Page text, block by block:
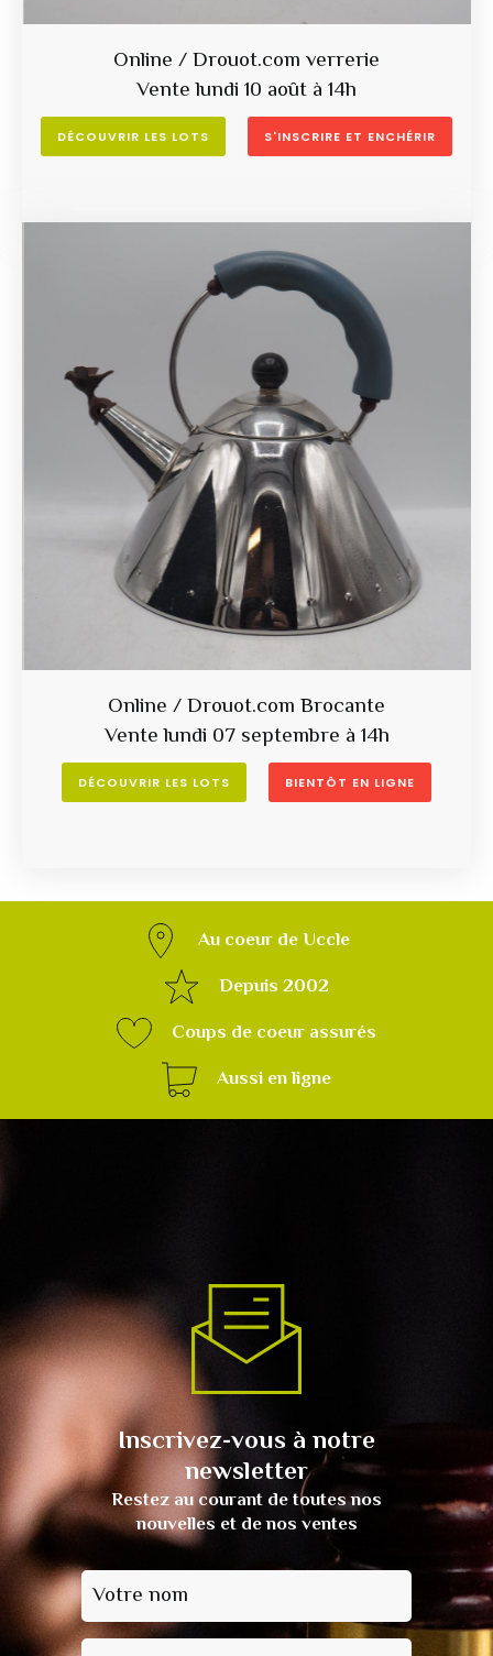
Online / Drouot.com verrerie
Vente lundi 10 août à 14h
DÉCOUVRIR LES LOTS S'INSCRIRE ET ENCHÉRIR
Online / Drouot.com Brocante
Vente lundi 07 septembre à 14h
DÉCOUVRIR LES LOTS BIENTÔT EN LIGNE
Au coeur de Uccle
Depuis 2002
Coups de coeur assurés
Aussi en ligne
Inscrivez-vous à notre
newsletter
Restez au courant de toutes nos
nouvelles et de nos ventes
Votre nom